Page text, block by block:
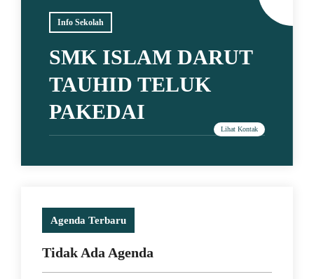
Info Sekolah
SMK ISLAM DARUT
TAUHID TELUK
PAKEDAI
Agenda Terbaru
Tidak Ada Agenda